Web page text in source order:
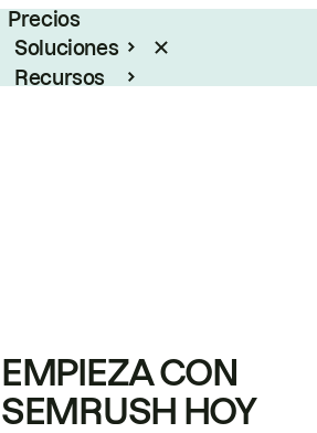
Precios
Soluciones
Recursos
EMPIEZA CON
SEMRUSH HOY